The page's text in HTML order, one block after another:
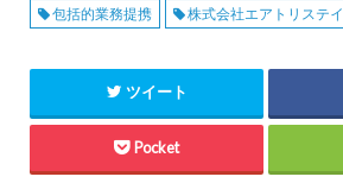
包括的業務提携
株式会社エアトリステイ
ツイート
Pocket